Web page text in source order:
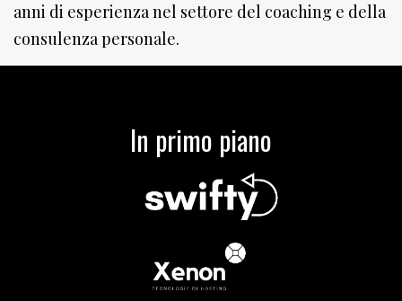
anni di esperienza nel settore del coaching e della
consulenza personale.
In primo piano